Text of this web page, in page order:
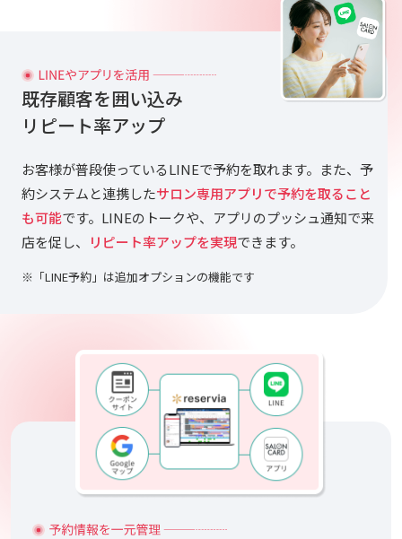
既存顧客を囲い込み
リピート率アップ
お客様が普段使っているLINEで予約を取れます。また、予
約システムと連携したサロン専用アプリで予約を取ること
も可能です。LINEのトークや、アプリのプッシュ通知で来
店を促し、
リピート率アップを実現できます。
※「LINE予約」は追加オプションの機能です